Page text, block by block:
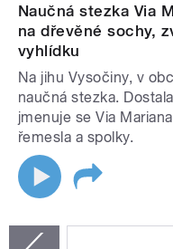
Naučná stezka Via
na dřevěné sochy,
vyhlídku
Na jihu Vysočiny, v
naučná stezka.
jmenuje se Via
řemesla a spolky.